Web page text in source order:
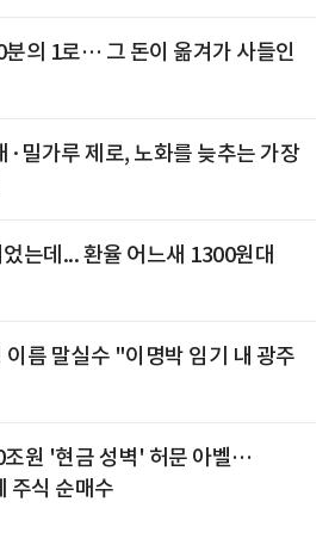
분의 1로… 그 돈이 옮겨가 사들인
·밀가루 제로, 노화를 늦추는 가장
는데... 환율 어느새 1300원대
이름 말실수 "이명박 임기 내 광주
조원 '현금 성벽' 허문 아벨…
주식 순매수